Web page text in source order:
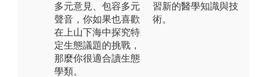
多元意見、包容多元
聲音，你如果也喜歡
在上山下海中探究特
定生態議題的挑戰，
那麼你很適合讀生態
學類。
習新的醫學知識與技
術。